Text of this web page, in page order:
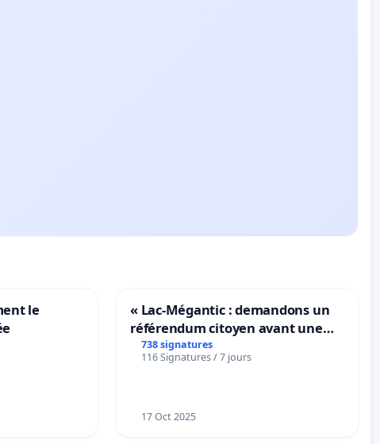
le
« Lac-Mégantic : demandons un
référendum citoyen avant une
transformation irréversible de
notre territoire »
738 signatures
116 Signatures / 7 jours
17 Oct 2025